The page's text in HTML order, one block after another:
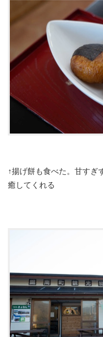
↑揚げ餅も食べた。甘すぎ
癒してくれる